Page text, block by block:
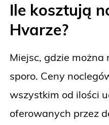
Ile kosztują
Hvarze?
Miejsc, gdzie
sporo. Ceny
wszystkim od ilości
oferowanych przez